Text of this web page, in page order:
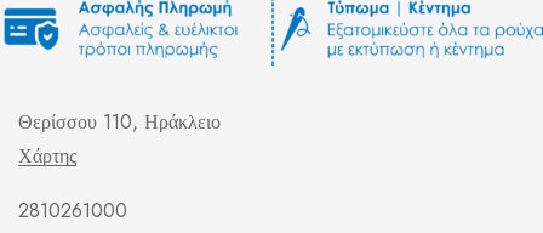
Θερίσσου 110, Ηράκλειο
Χάρτης
2810261000